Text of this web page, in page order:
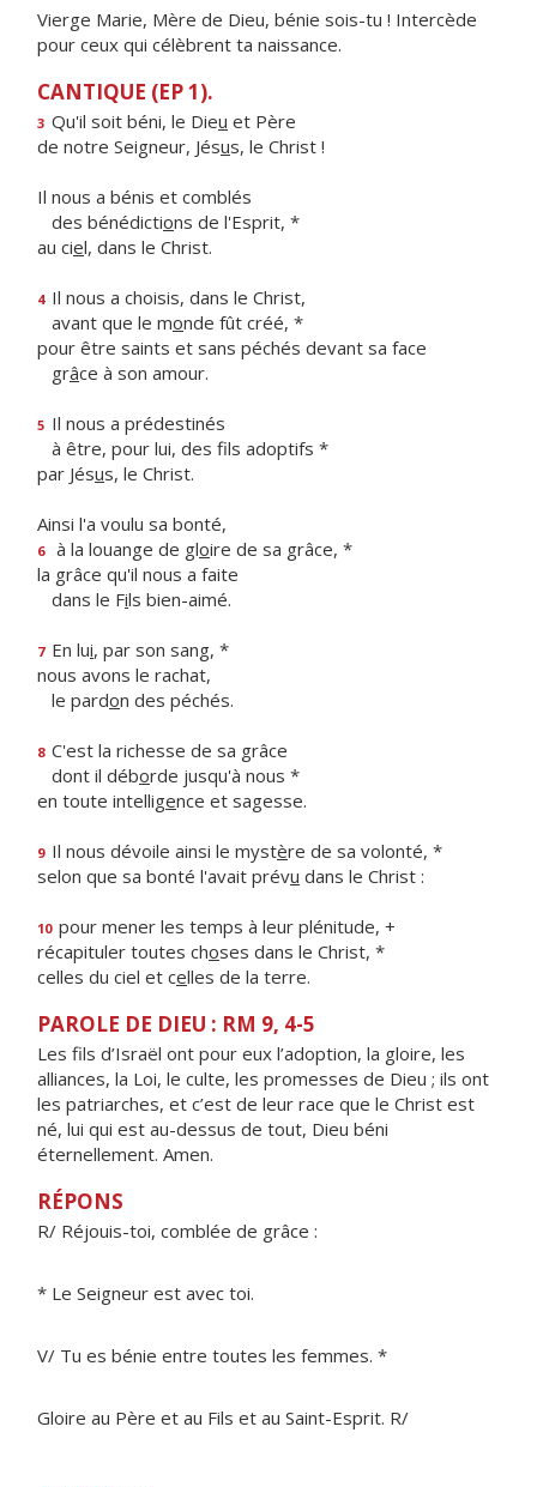
Vierge Marie, Mère de Dieu, bénie sois-tu ! Intercède
pour ceux qui célèbrent ta naissance.
CANTIQUE (EP 1).
3 Qu'il soit béni, le Dieu et Père
de notre Seigneur, Jésus, le Christ !
Il nous a bénis et comblés
des bénédictions de l'Esprit, *
au ciel, dans le Christ.
4 Il nous a choisis, dans le Christ,
avant que le monde fût créé, *
pour être saints et sans péchés devant sa face
grâce à son amour.
5 Il nous a prédestinés
à être, pour lui, des fls adoptifs *
par Jésus, le Christ.
Ainsi l'a voulu sa bonté,
6 à la louange de gloire de sa grâce, *
la grâce qu'il nous a faite
dans le Fils bien-aimé.
7 En lui, par son sang, *
nous avons le rachat,
le pardon des péchés.
8 C'est la richesse de sa grâce
dont il déborde jusqu'à nous *
en toute intelligence et sagesse.
9 Il nous dévoile ainsi le mystère de sa volonté, *
selon que sa bonté l'avait prévu dans le Christ :
10 pour mener les temps à leur plénitude, +
récapituler toutes choses dans le Christ, *
celles du ciel et celles de la terre.
PAROLE DE DIEU : RM 9, 4-5
Les fils d’Israël ont pour eux l’adoption, la gloire, les
alliances, la Loi, le culte, les promesses de Dieu ; ils ont
les patriarches, et c’est de leur race que le Christ est
né, lui qui est au-dessus de tout, Dieu béni
éternellement. Amen.
RÉPONS
R/ Réjouis-toi, comblée de grâce :
* Le Seigneur est avec toi.
V/ Tu es bénie entre toutes les femmes. *
Gloire au Père et au Fils et au Saint-Esprit. R/